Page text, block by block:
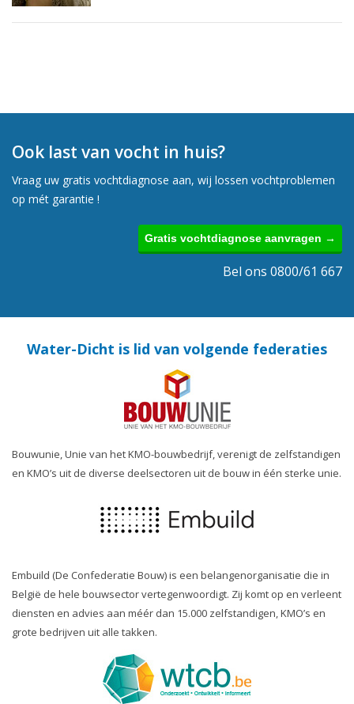
Ook last van vocht in huis?
Vraag uw gratis vochtdiagnose aan, wij lossen vochtproblemen
op mét garantie !
Gratis vochtdiagnose aanvragen →
Bel ons 0800/61 667
Water-Dicht is lid van volgende federaties
Bouwunie, Unie van het KMO-bouwbedrijf, verenigt de zelfstandigen
en KMO’s uit de diverse deelsectoren uit de bouw in één sterke unie.
Embuild (De Confederatie Bouw) is een belangenorganisatie die in
België de hele bouwsector vertegenwoordigt. Zij komt op en verleent
diensten en advies aan méér dan 15.000 zelfstandigen, KMO’s en
grote bedrijven uit alle takken.